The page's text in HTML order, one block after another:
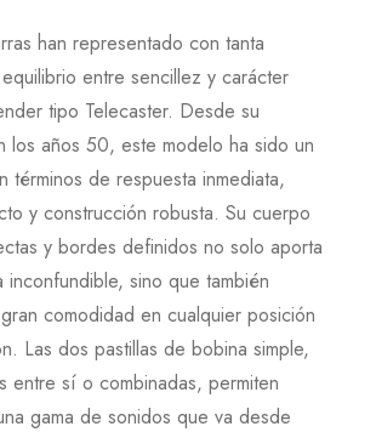
han representado con tanta
entre sencillez y carácter
tipo Telecaster. Desde su
los años 50, este modelo ha sido un
términos de respuesta inmediata,
y construcción robusta. Su cuerpo
y bordes definidos no solo aporta
inconfundible, sino que también
comodidad en cualquier posición
Las dos pastillas de bobina simple,
entre sí o combinadas, permiten
gama de sonidos que va desde